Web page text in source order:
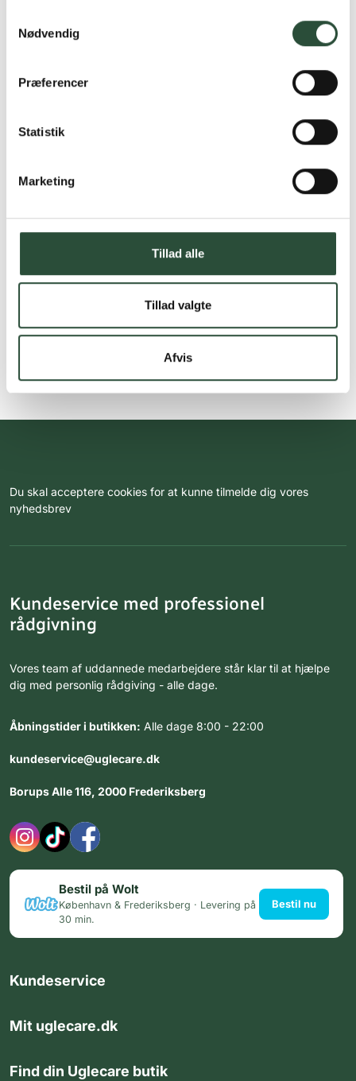
Nødvendig
Præferencer
Statistik
Marketing
Tillad alle
Tillad valgte
Afvis
Du skal acceptere cookies for at kunne tilmelde dig vores
nyhedsbrev
Kundeservice med professionel
rådgivning
Vores team af uddannede medarbejdere står klar til at hjælpe
dig med personlig rådgiving - alle dage.
Åbningstider i butikken: Alle dage 8:00 - 22:00
kundeservice@uglecare.dk
Borups Alle 116, 2000 Frederiksberg
Bestil på Wolt
København & Frederiksberg · Levering på
30 min.
Bestil nu
Kundeservice
Mit uglecare.dk
Find din Uglecare butik